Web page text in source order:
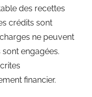
des recettes
crédits sont
ne peuvent
engagées.
financier.